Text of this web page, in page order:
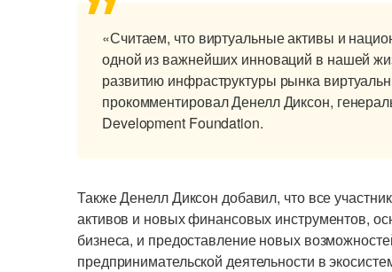
«Считаем, что виртуальные активы и
одной из важнейших инноваций в нашей
развитию инфраструктуры рынка
прокомментировал Денелл Диксон,
Development Foundation.
Также Денелл Диксон добавил, что все
активов и новых финансовых инструментов,
бизнеса, и предоставление новых
предпринимательской деятельности в